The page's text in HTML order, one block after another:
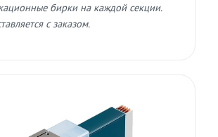
бирки на каждой секции.
с заказом.